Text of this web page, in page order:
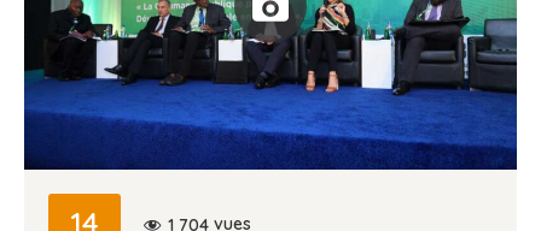
1 704 vues
14